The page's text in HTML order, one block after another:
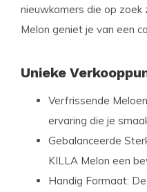
nieuwkomers die op
Melon geniet je van een
Unieke
Verfrissende
ervaring die je
Gebalanceerde
KILLA Melon een
Handig Formaat: